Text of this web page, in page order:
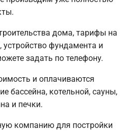
дома, тарифы на
устройство фундамента и
задать по телефону.
и оплачиваются
бассейна, котельной, сауны,
и печки.
компанию для постройки